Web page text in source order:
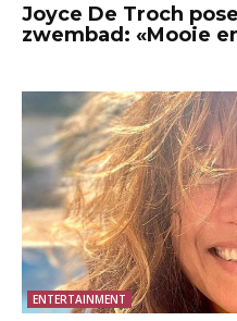
Joyce De Troch
zwembad: «Mooie
ENTERTAINMENT